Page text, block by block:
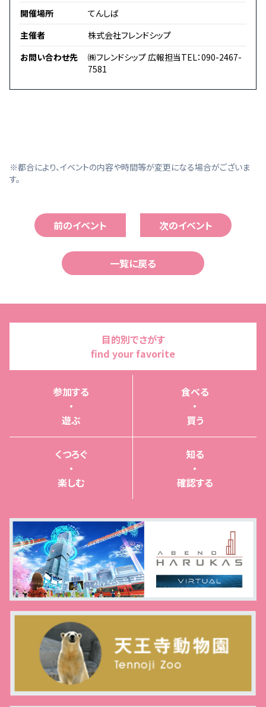
開催場所
てんしば
主催者
株式会社フレンドシップ
お問い合わせ先
㈱フレンドシップ 広報担当TEL：090-2467-
7581
※都合により、イベントの内容や時間等が変更になる場合がございま
す。
前のイベント 次のイベント
一覧に戻る
目的別でさがす
find your favorite
参加する
・
遊ぶ
食べる
・
買う
くつろぐ
・
楽しむ
知る
・
確認する